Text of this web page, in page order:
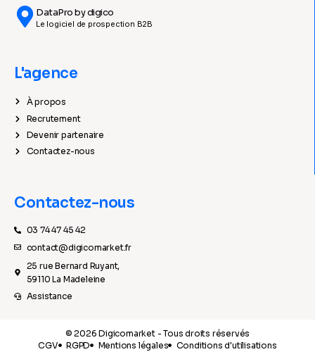
DataPro by digico
Le logiciel de prospection B2B
L'agence
À propos
Recrutement
Devenir partenaire
Contactez-nous
Contactez-nous
03 74 47 45 42
contact@digicomarket.fr
25 rue Bernard Ruyant,
59110 La Madeleine
Assistance
© 2026 Digicomarket - Tous droits réservés
CGV
RGPD Mentions légales Conditions d'utilisations